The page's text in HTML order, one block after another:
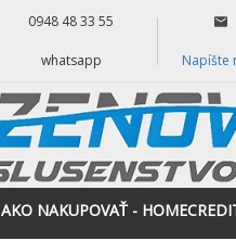
0948 48 33 55
whatsapp Napíšte
AKO NAKUPOVAŤ -